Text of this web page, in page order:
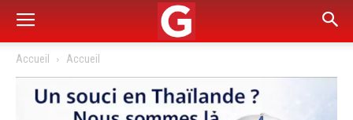
Accueil Accueil